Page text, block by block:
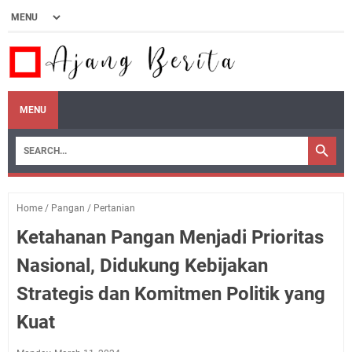
MENU
Home / Pangan / Pertanian
Ketahanan Pangan Menjadi Prioritas
Nasional, Didukung Kebijakan
Strategis dan Komitmen Politik yang
Kuat